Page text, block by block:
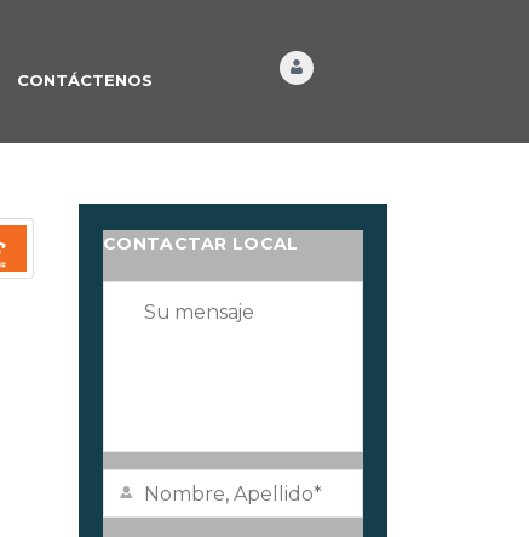
CONTÁCTENOS
CONTACTAR LOCAL